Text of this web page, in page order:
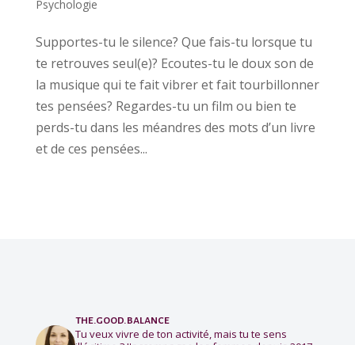
Psychologie
Supportes-tu le silence? Que fais-tu lorsque tu
te retrouves seul(e)? Ecoutes-tu le doux son de
la musique qui te fait vibrer et fait tourbillonner
tes pensées? Regardes-tu un film ou bien te
perds-tu dans les méandres des mots d’un livre
et de ces pensées...
the.good.balance
Tu veux vivre de ton activité, mais tu te sens